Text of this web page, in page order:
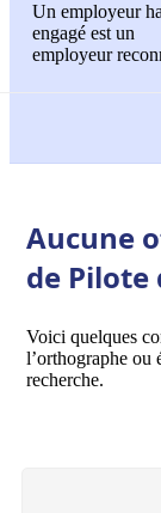
Un employeur
engagé est un
employeur
Aucune
de Pilote
Voici quelques
l’orthographe ou
recherche.